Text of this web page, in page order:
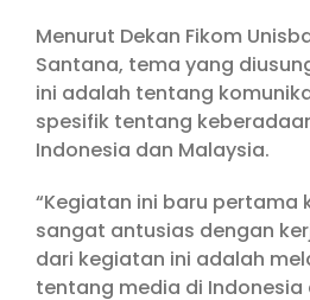
Menurut Dekan Fikom
Santana, tema yang
ini adalah tentang
spesifik tentang
Indonesia dan Malaysia.
“Kegiatan ini baru pertama
sangat antusias dengan
dari kegiatan ini adalah
tentang media di Indonesia